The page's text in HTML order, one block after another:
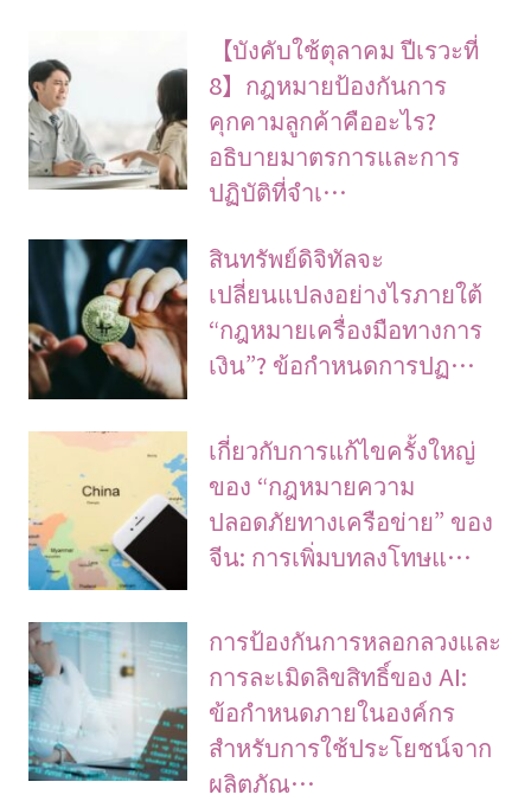
【บังคับใช้ตุลาคม ปีเรวะที่
8】กฎหมายป้องกันการ
คุกคามลูกค้าคืออะไร?
อธิบายมาตรการและการ
ปฏิบัติที่จำเ…
สินทรัพย์ดิจิทัลจะ
เปลี่ยนแปลงอย่างไรภายใต้
“กฎหมายเครื่องมือทางการ
เงิน”? ข้อกำหนดการปฏ…
เกี่ยวกับการแก้ไขครั้งใหญ่
ของ “กฎหมายความ
ปลอดภัยทางเครือข่าย” ของ
จีน: การเพิ่มบทลงโทษแ…
การป้องกันการหลอกลวงและ
การละเมิดลิขสิทธิ์ของ AI:
ข้อกำหนดภายในองค์กร
สำหรับการใช้ประโยชน์จาก
ผลิตภัณ…